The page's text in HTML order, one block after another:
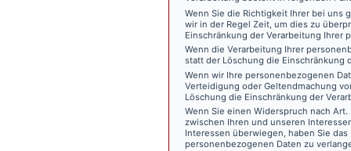
Wenn Sie die Richtigkeit Ihrer bei
wir in der Regel Zeit, um dies zu
Einschränkung der Verarbeitung Ihrer
Wenn die Verarbeitung Ihrer
statt der Löschung die Einschränkung
Wenn wir Ihre personenbezogenen
Verteidigung oder Geltendmachung
Löschung die Einschränkung der
Wenn Sie einen Widerspruch nach
zwischen Ihren und unseren
Interessen überwiegen, haben Sie
personenbezogenen Daten zu